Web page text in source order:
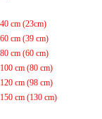
40 cm (23cm)
60 cm (39 cm)
80 cm (60 cm)
100 cm (80 cm)
120 cm (98 cm)
150 cm (130 cm)